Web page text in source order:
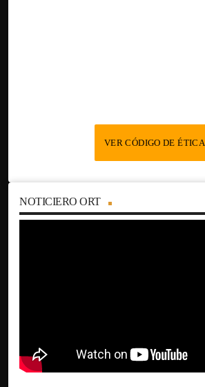
VER CÓDIGO DE ÉTICA
NOTICIERO ORT